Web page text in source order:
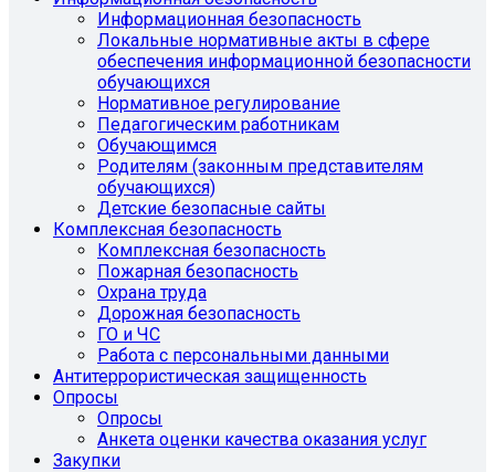
Информационная безопасность
Локальные нормативные акты в сфере
обеспечения информационной безопасности
обучающихся
Нормативное регулирование
Педагогическим работникам
Обучающимся
Родителям (законным представителям
обучающихся)
Детские безопасные сайты
Комплексная безопасность
Комплексная безопасность
Пожарная безопасность
Охрана труда
Дорожная безопасность
ГО и ЧС
Работа с персональными данными
Антитеррористическая защищенность
Опросы
Опросы
Анкета оценки качества оказания услуг
Закупки